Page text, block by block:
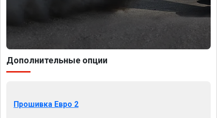
Дополнительные опции
Прошивка Евро 2